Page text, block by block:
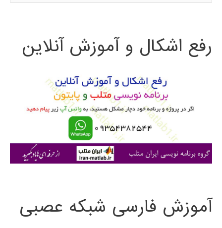
ج
ی
رفع اشکال و آموزش آنلاین
آموزش فارسی شبکه عصبی